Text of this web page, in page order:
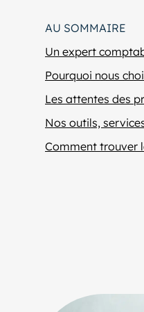
AU SOMMAIRE
Un expert
Pourquoi nous
Les attentes des
Nos outils,
Comment trouver